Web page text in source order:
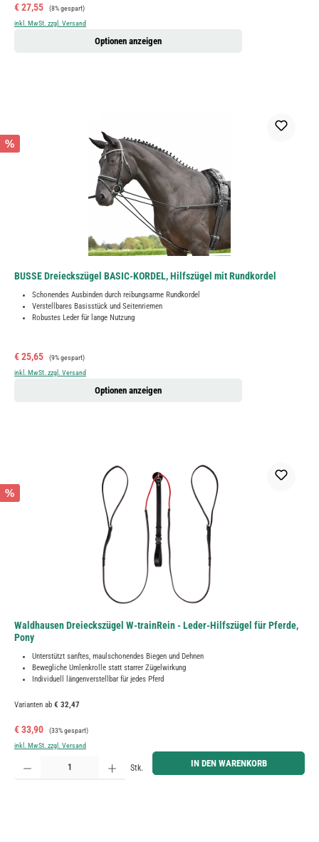
Verkaufspreis:
€ 27,55 Regulärer Preis:
(8% gespart)
inkl. MwSt. zzgl. Versand
Optionen anzeigen
%
BUSSE Dreieckszügel BASIC-KORDEL, Hilfszügel mit Rundkordel
Schonendes Ausbinden durch reibungsarme Rundkordel
Verstellbares Basisstück und Seitenriemen
Robustes Leder für lange Nutzung
Verkaufspreis:
€ 25,65 Regulärer Preis:
(9% gespart)
inkl. MwSt. zzgl. Versand
Optionen anzeigen
%
Waldhausen Dreieckszügel W-trainRein - Leder-Hilfszügel für Pferde,
Pony
Unterstützt sanftes, maulschonendes Biegen und Dehnen
Bewegliche Umlenkrolle statt starrer Zügelwirkung
Individuell längenverstellbar für jedes Pferd
Varianten ab € 32,47
Verkaufspreis:
€ 33,90 Regulärer Preis:
(33% gespart)
inkl. MwSt. zzgl. Versand
Produkt Anzahl: Gib den gewünschten Wert ein oder benutze die Schaltflächen um die Anzahl zu
Stk. IN DEN WARENKORB